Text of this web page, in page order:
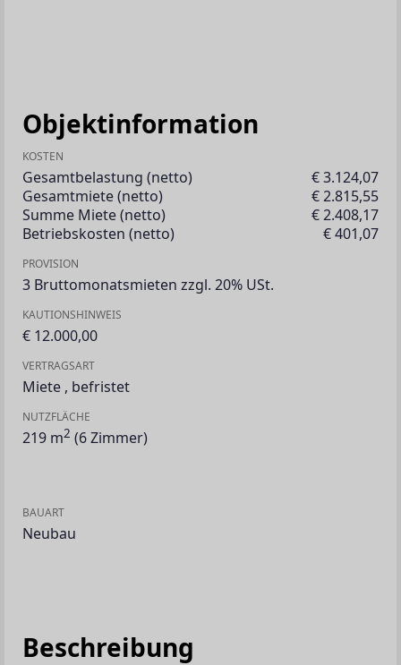
Objektinformation
KOSTEN
Gesamtbelastung (netto)
€ 3.124,07
Gesamtmiete (netto)
€ 2.815,55
Summe Miete (netto)
€ 2.408,17
Betriebskosten (netto)
€ 401,07
PROVISION
3 Bruttomonatsmieten zzgl. 20% USt.
KAUTIONSHINWEIS
€ 12.000,00
VERTRAGSART
Miete , befristet
NUTZFLÄCHE
219 m2 (6 Zimmer)
BAUART
Neubau
Beschreibung